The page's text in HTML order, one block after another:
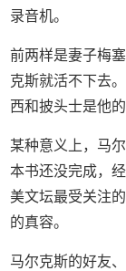
录音机。
前两样是妻子梅
克斯就活不下去
西和披头士是他
某种意义上，马
本书还没完成，
美文坛最受关注
的真容。
马尔克斯的好友